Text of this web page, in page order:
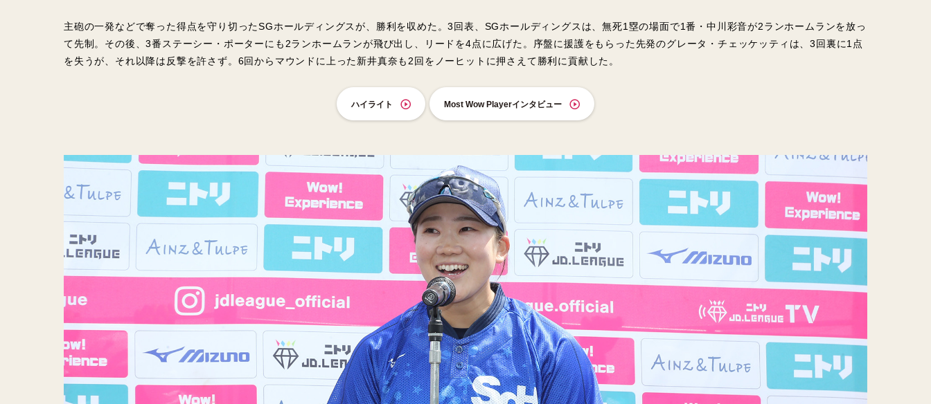
主砲の一発などで奪った得点を守り切ったSGホールディングスが、勝利を収めた。3回表、SGホールディングスは、無死1塁の場面で1番・中川彩音が2ランホームランを放っ
て先制。その後、3番ステーシー・ポーターにも2ランホームランが飛び出し、リードを4点に広げた。序盤に援護をもらった先発のグレータ・チェッケッティは、3回裏に1点
を失うが、それ以降は反撃を許さず。6回からマウンドに上った新井真奈も2回をノーヒットに押さえて勝利に貢献した。
ハイライト Most Wow Playerインタビュー